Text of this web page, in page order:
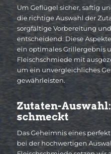
Um Geflügel sicher, saftig
die richtige Auswahl der
sorgfältige Vorbereitung
entscheidend. Diese
ein optimales Grillergebnis
Fleischschmiede mit
um ein unvergleichliches
gewährleisten.
Zutaten-
schmeckt
Das Geheimnis eines
bei der hochwertigen